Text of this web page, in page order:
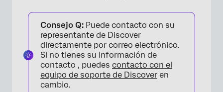
Consejo Q: Puede contacto con su
representante de Discover
directamente por correo electrónico.
Si no tienes su información de
contacto , puedes contacto con el
equipo de soporte de Discover en
cambio.